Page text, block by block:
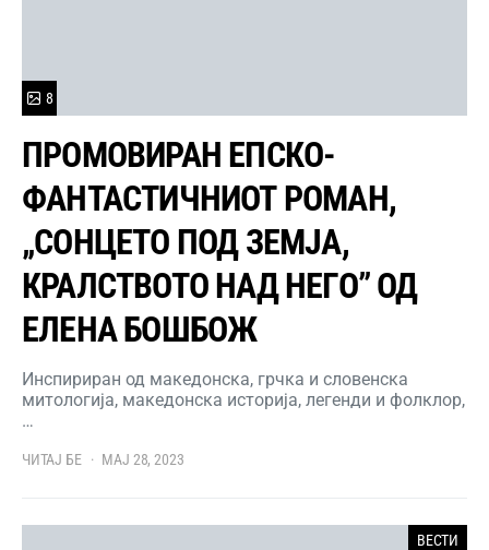
8
ПРОМОВИРАН ЕПСКО-
ФАНТАСТИЧНИОТ РОМАН,
„СОНЦЕТО ПОД ЗЕМЈА,
КРАЛСТВОТО НАД НЕГО” ОД
ЕЛЕНА БОШБОЖ
Инспириран од македонска, грчка и словенска
митологија, македонска историја, легенди и фолклор,
…
ЧИТАЈ БЕ МАЈ 28, 2023
ВЕСТИ